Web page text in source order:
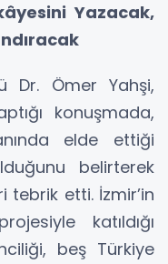
Yazacak,
Dr. Ömer Yahşi,
konuşmada,
elde ettiği
belirterek
etti. İzmir’in
katıldığı
beş Türkiye